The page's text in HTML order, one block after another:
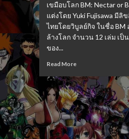
เขมือบโลก BM: Nectar or
แต่งโดย Yuki Fujisawa มีลิ
ไทยโดยวิบูลย์กิจ ในชื่อ BM
ล้างโลก จำนวน 12 เล่ม เป็
ของ...
Read More